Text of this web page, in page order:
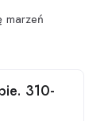
marzeń
310-